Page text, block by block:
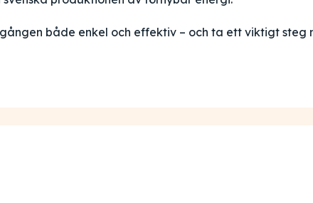
både enkel och effektiv – och ta ett viktigt steg